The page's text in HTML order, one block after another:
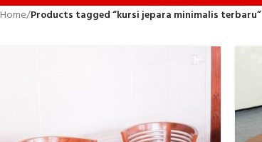
Home/Products tagged “kursi jepara minimalis terbaru”